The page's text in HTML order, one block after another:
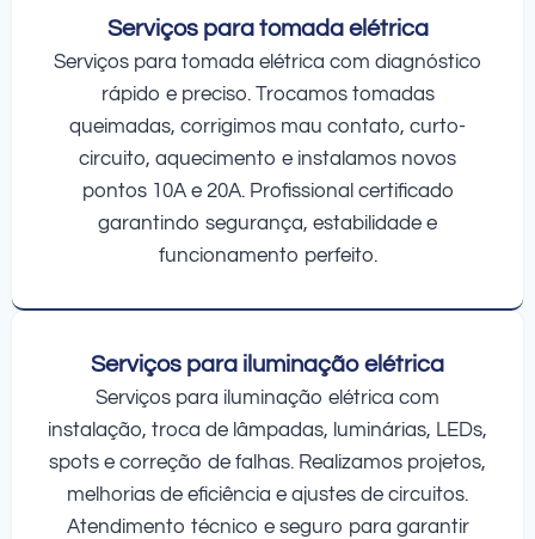
Serviços para tomada elétrica
Serviços para tomada elétrica com diagnóstico
rápido e preciso. Trocamos tomadas
queimadas, corrigimos mau contato, curto-
circuito, aquecimento e instalamos novos
pontos 10A e 20A. Profissional certificado
garantindo segurança, estabilidade e
funcionamento perfeito.
Serviços para iluminação elétrica
Serviços para iluminação elétrica com
instalação, troca de lâmpadas, luminárias, LEDs,
spots e correção de falhas. Realizamos projetos,
melhorias de eficiência e ajustes de circuitos.
Atendimento técnico e seguro para garantir